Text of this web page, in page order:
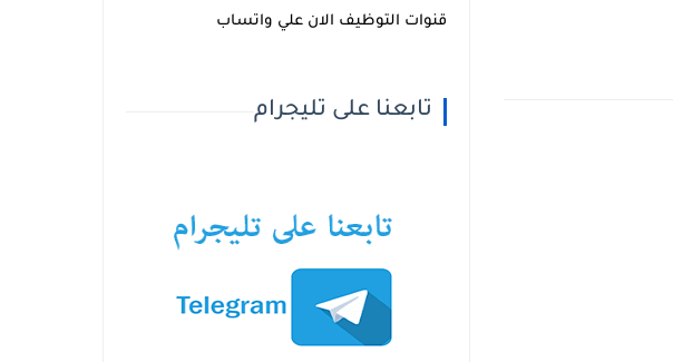
قنوات التوظيف الان علي واتساب
تابعنا على تليجرام